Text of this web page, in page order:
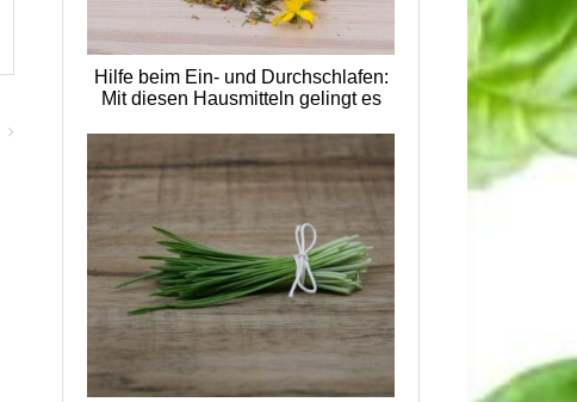
Hilfe beim Ein- und Durchschlafen:
Mit diesen Hausmitteln gelingt es